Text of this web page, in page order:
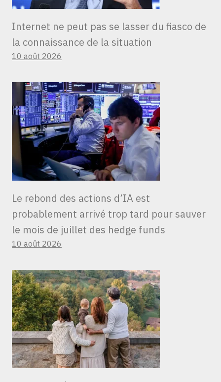
Internet ne peut pas se lasser du fiasco de
la connaissance de la situation
10 août 2026
Le rebond des actions d’IA est
probablement arrivé trop tard pour sauver
le mois de juillet des hedge funds
10 août 2026